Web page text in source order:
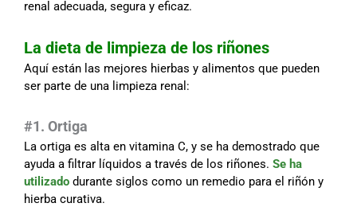
renal adecuada, segura y eficaz.
La dieta de limpieza de los riñones
Aquí están las mejores hierbas y alimentos que pueden
ser parte de una limpieza renal:
#1. Ortiga
La ortiga es alta en vitamina C, y se ha demostrado que
ayuda a filtrar líquidos a través de los riñones. Se ha
utilizado durante siglos como un remedio para el riñón y
hierba curativa.